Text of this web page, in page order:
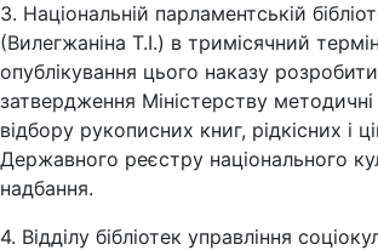
3. Національній парламентській
(Вилегжаніна Т.І.) в тримісячний
опублікування цього наказу
затвердження Міністерству
відбору рукописних книг, рідкісних і
Державного реєстру національного
надбання.
4. Відділу бібліотек управління